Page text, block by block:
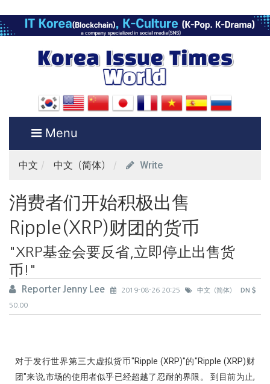
Menu
中文 中文（简体） Write
消费者们开始积极出售
Ripple(XRP)财团的货币
"XRP基金会要反省,立即停止出售货
币!"
Reporter Jenny Lee 2019-08-26 20:25 中文（简体） DN
50.00
对于发行世界第三大虚拟货币"Ripple (XRP)"的"Ripple (XRP)财
团"来说,市场的使用者似乎已经超越了忍耐的界限。 到目前为止,